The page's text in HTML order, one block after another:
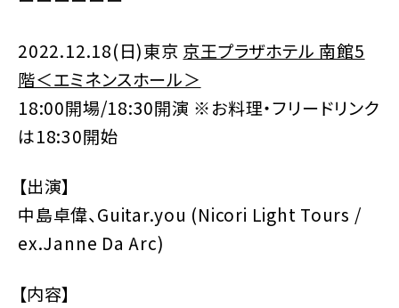
2022.12.18(日)東京 京王プラザホテル 南館5
階＜エミネンスホール＞
18:00開場/18:30開演 ※お料理・フリードリンク
は18:30開始
【出演】
中島卓偉、Guitar.you (Nicori Light Tours /
ex.Janne Da Arc)
【内容】